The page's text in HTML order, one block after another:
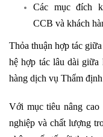
Các mục đích
CCB và khách
Thỏa thuận hợp tác giữa
hệ hợp tác lâu dài giữa
hàng dịch vụ Thẩm
Với mục tiêu nâng cao
nghiệp và chất lượng